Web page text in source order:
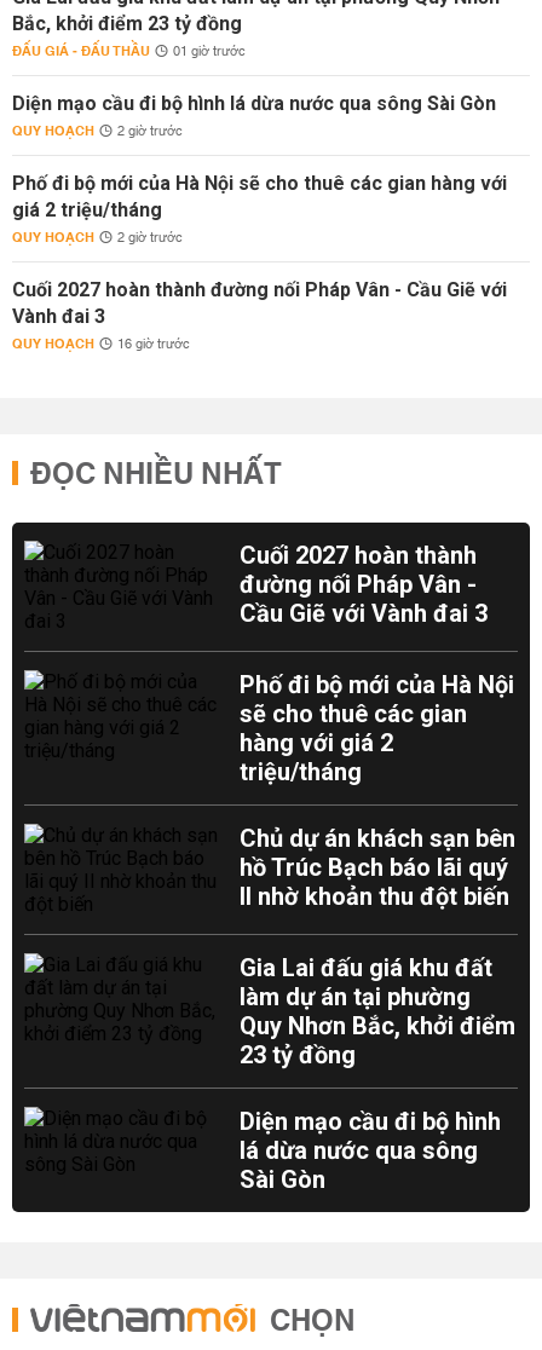
Bắc, khởi điểm 23 tỷ đồng
ĐẤU GIÁ - ĐẤU THẦU 01 giờ trước
Diện mạo cầu đi bộ hình lá dừa nước qua sông Sài Gòn
QUY HOẠCH 2 giờ trước
Phố đi bộ mới của Hà Nội sẽ cho thuê các gian hàng với
giá 2 triệu/tháng
QUY HOẠCH 2 giờ trước
Cuối 2027 hoàn thành đường nối Pháp Vân - Cầu Giẽ với
Vành đai 3
QUY HOẠCH 16 giờ trước
ĐỌC NHIỀU NHẤT
Cuối 2027 hoàn thành
đường nối Pháp Vân -
Cầu Giẽ với Vành đai 3
Phố đi bộ mới của Hà Nội
sẽ cho thuê các gian
hàng với giá 2
triệu/tháng
Chủ dự án khách sạn bên
hồ Trúc Bạch báo lãi quý
II nhờ khoản thu đột biến
Gia Lai đấu giá khu đất
làm dự án tại phường
Quy Nhơn Bắc, khởi điểm
23 tỷ đồng
Diện mạo cầu đi bộ hình
lá dừa nước qua sông
Sài Gòn
CHỌN